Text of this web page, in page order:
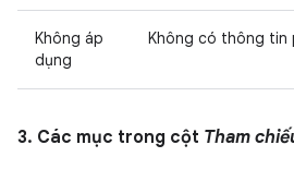
Không áp
dụng
Không có thông tin
3. Các mục trong cột Tham